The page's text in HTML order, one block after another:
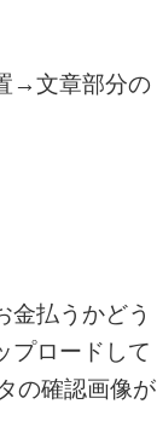
→文章部分の
払うかどう
プロードして
の確認画像が